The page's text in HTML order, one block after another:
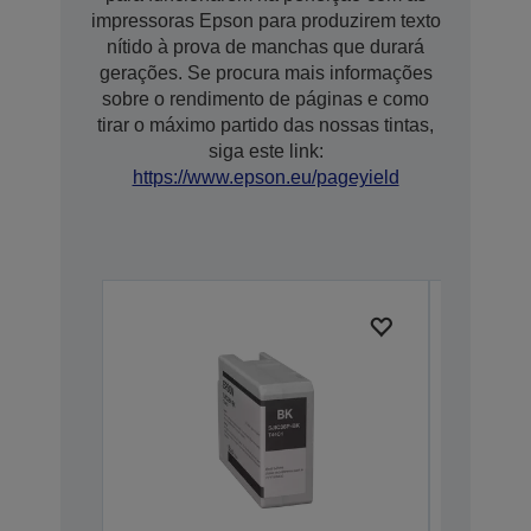
impressoras Epson para produzirem texto
nítido à prova de manchas que durará
gerações. Se procura mais informações
sobre o rendimento de páginas e como
tirar o máximo partido das nossas tintas,
siga este link:
https://www.epson.eu/pageyield